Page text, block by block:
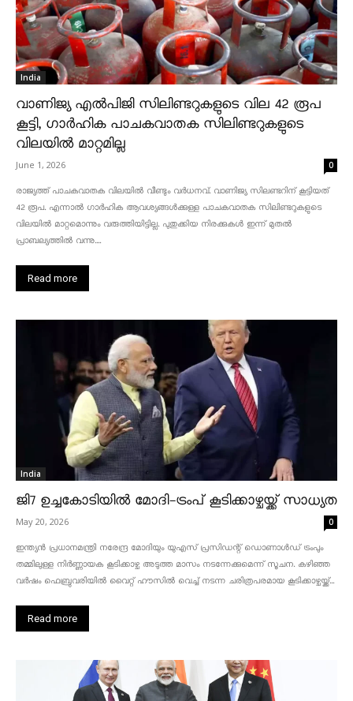
India
വാണിജ്യ എൽപിജി സിലിണ്ടറുകളുടെ വില 42 രൂപ
കൂട്ടി, ഗാർഹിക പാചകവാതക സിലിണ്ടറുകളുടെ
വിലയിൽ മാറ്റമില്ല
June 1, 2026 0
രാജ്യത്ത് പാചകവാതക വിലയിൽ വീണ്ടും വർധനവ്. വാണിജ്യ സിലണ്ടറിന് കൂട്ടിയത്
42 രൂപ. എന്നാൽ ഗാർഹിക ആവശ്യങ്ങൾക്കുള്ള പാചകവാതക സിലിണ്ടറുകളുടെ
വിലയിൽ മാറ്റമൊന്നും വരുത്തിയിട്ടില്ല. പുതുക്കിയ നിരക്കുകൾ ഇന്ന് മുതൽ
പ്രാബല്യത്തിൽ വന്നു....
Read more
India
ജി7 ഉച്ചകോടിയിൽ മോദി-ട്രംപ് കൂടിക്കാഴ്ചയ്ക്ക് സാധ്യത
May 20, 2026 0
ഇന്ത്യൻ പ്രധാനമന്ത്രി നരേന്ദ്ര മോദിയും യുഎസ് പ്രസിഡന്റ് ഡൊണാൾഡ് ട്രംപും
തമ്മിലുള്ള നിർണ്ണായക കൂടിക്കാഴ്ച അടുത്ത മാസം നടന്നേക്കുമെന്ന് സൂചന. കഴിഞ്ഞ
വർഷം ഫെബ്രുവരിയിൽ വൈറ്റ് ഹൗസിൽ വെച്ച് നടന്ന ചരിത്രപരമായ കൂടിക്കാഴ്ചയ്ക്ക്...
Read more